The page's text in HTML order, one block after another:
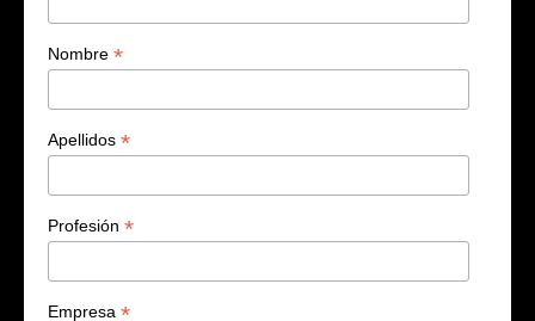
Nombre *
Apellidos *
Profesión *
Empresa *